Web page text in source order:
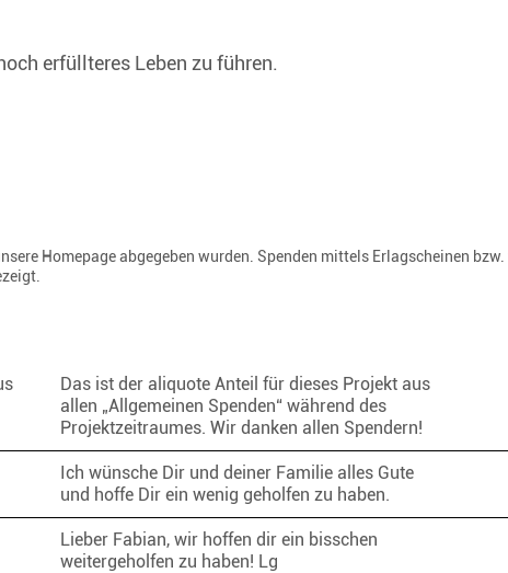
erfüllteres Leben zu führen.
Homepage abgegeben wurden. Spenden mittels Erlagscheinen
Das ist der aliquote Anteil für dieses Projekt aus
allen „Allgemeinen Spenden“ während des
Projektzeitraumes. Wir danken allen Spendern!
Ich wünsche Dir und deiner Familie alles Gute
und hoffe Dir ein wenig geholfen zu haben.
Lieber Fabian, wir hoffen dir ein bisschen
weitergeholfen zu haben! Lg